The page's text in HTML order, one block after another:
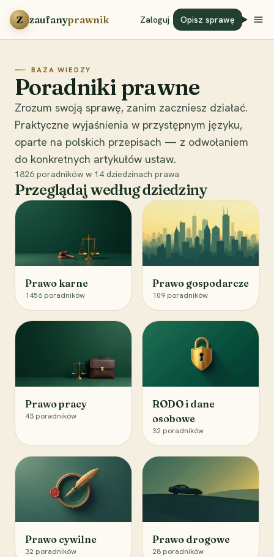
Przejdź do treści
Z zaufanyprawnik Zaloguj Opisz sprawę
BAZA WIEDZY
Poradniki prawne
Zrozum swoją sprawę, zanim zaczniesz działać.
Praktyczne wyjaśnienia w przystępnym języku,
oparte na polskich przepisach — z odwołaniem
do konkretnych artykułów ustaw.
1826 poradników w 14 dziedzinach prawa
Przeglądaj według dziedziny
Prawo karne
1456 poradników
Prawo gospodarcze
109 poradników
Prawo pracy
43 poradników
RODO i dane
osobowe
32 poradników
Prawo cywilne
32 poradników
Prawo drogowe
28 poradników